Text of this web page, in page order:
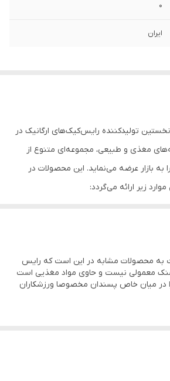
0
ایران
تولیدکننده رایس‌کیک‌های ارگانیک در
مغذی و طبیعی، مجموعه‌ای متنوع از
به بازار عرضه می‌نماید. این محصولات در
زیر ارائه می‌گردد:
از گندم سیاه)
سالم، کم‌کالری و کاملاً ارگانیک
شامل سیاه‌دانه، کنجد، کینوا، باک‌ویت،
محصولات مشابه در این است که رایس
معمولی نیست و حاوی مواد مغذیی است
در میان خاص پسندان مخصوصا ورزشکاران